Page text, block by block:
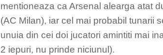
mentioneaza ca Arsenal alearga atat
(AC Milan), iar cel mai probabil tunarii
unuia din cei doi jucatori amintiti mai
2 iepuri, nu prinde niciunul).